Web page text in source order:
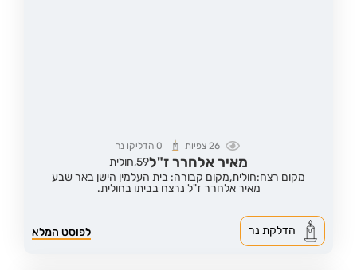
26 צפיות 0הדליקו נר
מאיר אלחרר ז"ל59, חולית
מקום רצח:חולית,מקום קבורה: בית העלמין הישן באר שבע
מאיר אלחרר ז"ל נרצח בביתו בחולית.
לפוסט המלא הדלקת נר